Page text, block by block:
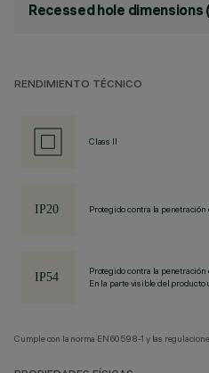
Recessed hole dimensions
RENDIMIENTO TÉCNICO
Class II
Protegido contra la
Protegido contra la
En la parte visible del producto
Cumple con la norma EN60598-1 y las